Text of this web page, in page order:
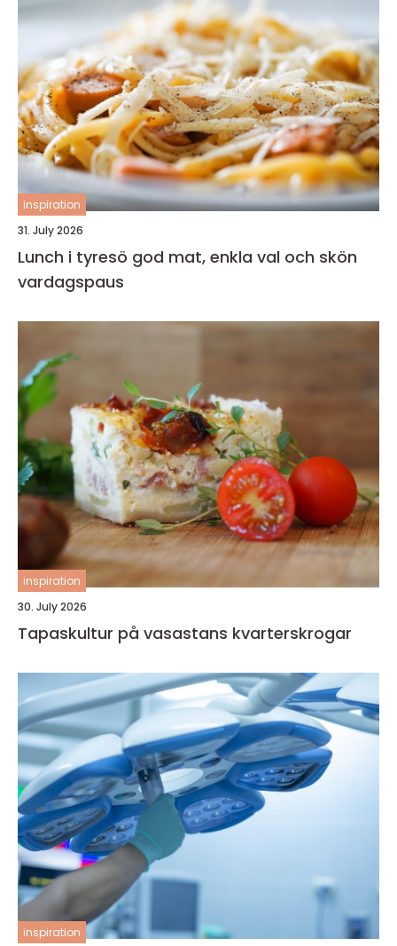
inspiration
31. July 2026
Lunch i tyresö god mat, enkla val och skön
vardagspaus
inspiration
30. July 2026
Tapaskultur på vasastans kvarterskrogar
inspiration